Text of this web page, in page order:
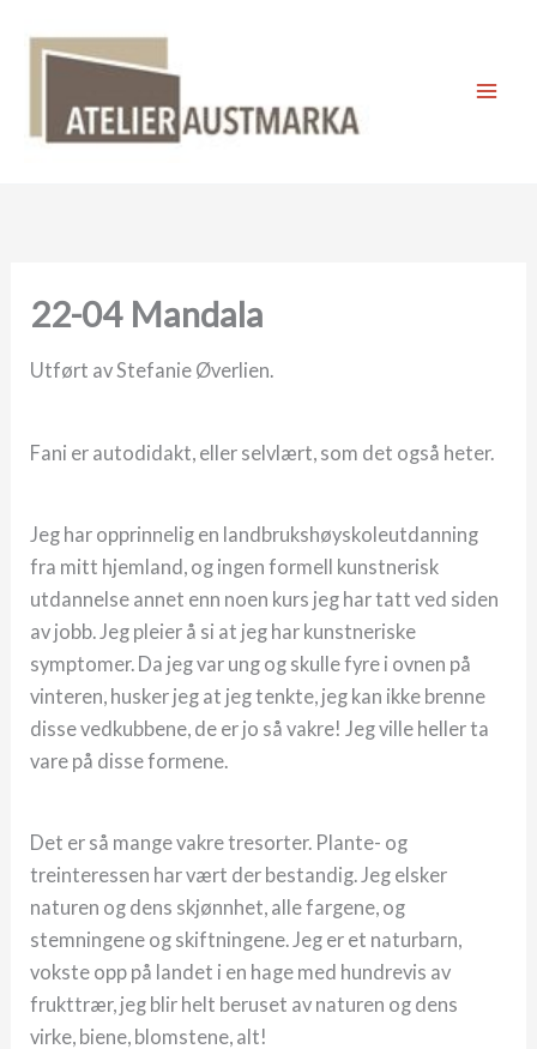
22-04 Mandala
Utført av Stefanie Øverlien.
Fani er autodidakt, eller selvlært, som det også heter.
Jeg har opprinnelig en landbrukshøyskoleutdanning
fra mitt hjemland, og ingen formell kunstnerisk
utdannelse annet enn noen kurs jeg har tatt ved siden
av jobb. Jeg pleier å si at jeg har kunstneriske
symptomer. Da jeg var ung og skulle fyre i ovnen på
vinteren, husker jeg at jeg tenkte, jeg kan ikke brenne
disse vedkubbene, de er jo så vakre! Jeg ville heller ta
vare på disse formene.
Det er så mange vakre tresorter. Plante- og
treinteressen har vært der bestandig. Jeg elsker
naturen og dens skjønnhet, alle fargene, og
stemningene og skiftningene. Jeg er et naturbarn,
vokste opp på landet i en hage med hundrevis av
frukttrær, jeg blir helt beruset av naturen og dens
virke, biene, blomstene, alt!